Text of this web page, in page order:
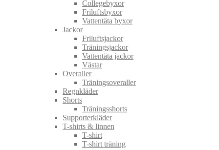
Collegebyxor
Friluftsbyxor
Vattentäta byxor
Jackor
Friluftsjackor
Träningsjackor
Vattentäta jackor
Västar
Overaller
Träningsoveraller
Regnkläder
Shorts
Träningsshorts
Supporterkläder
T-shirts & linnen
T-shirt
T-shirt träning